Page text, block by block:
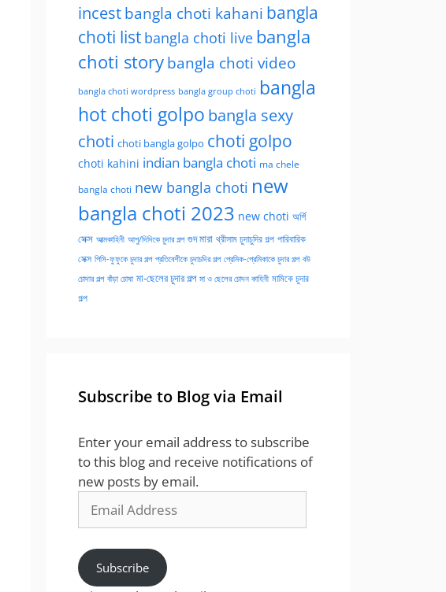
incestbangla choti kahani bangla
choti list bangla choti live bangla
choti storybangla choti video
bangla choti wordpress bangla group choti bangla
hot choti golpo bangla sexy
choti choti bangla golpo choti golpo
choti kahini indian bangla choti ma chele
bangla choti new bangla choti new
bangla choti 2023 new choti অর্গি
সেক্স আত্মকাহিনী আপু/দিদিকে চুদার গল্প গুদ মারা থ্রীসাম চুদাচুদির গল্প পারিবারিক
সেক্স পিসি-ফুফুকে চুদার গল্প প্রতিবেশীকে চুদাচদির গল্প প্রেমিক-প্রেমিকাকে চুদার গল্প বউ
চোদার গল্প বাঁড়া চোষা মা-ছেলের চুদার গল্প মা ও ছেলের চোদন কাহিনী মামিকে চুদার
গল্প
Subscribe to Blog via Email
Enter your email address to subscribe
to this blog and receive notifications of
new posts by email.
Address
Subscribe